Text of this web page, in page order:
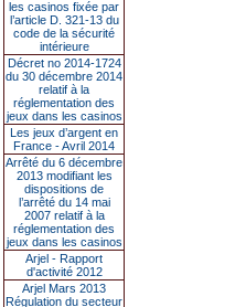
les casinos fixée par
l’article D. 321-13 du
code de la sécurité
intérieure
Décret no 2014-1724
du 30 décembre 2014
relatif à la
réglementation des
jeux dans les casinos
Les jeux d’argent en
France - Avril 2014
Arrêté du 6 décembre
2013 modifiant les
dispositions de
l’arrêté du 14 mai
2007 relatif à la
réglementation des
jeux dans les casinos
Arjel - Rapport
d'activité 2012
Arjel Mars 2013
Régulation du secteur